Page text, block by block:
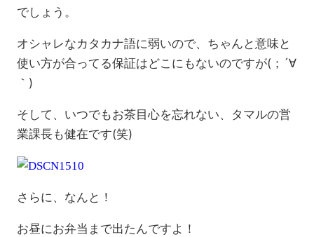
でしょう。
オシャレなカタカナ語に弱いので、ちゃんと意味と
使い方が合ってる保証はどこにもないのですが(；´∀
｀)
そして、いつでもお茶目心を忘れない、タマルの営
業課長も健在です(笑)
さらに、なんと！
お昼にお弁当まで出たんですよ！